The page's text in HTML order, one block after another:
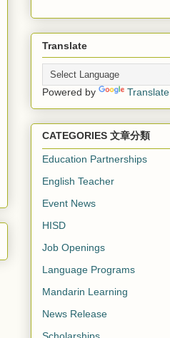
Translate
Powered by Translate
CATEGORIES 文章分類
Education Partnerships
English Teacher
Event News
HISD
Job Openings
Language Programs
Mandarin Learning
News Release